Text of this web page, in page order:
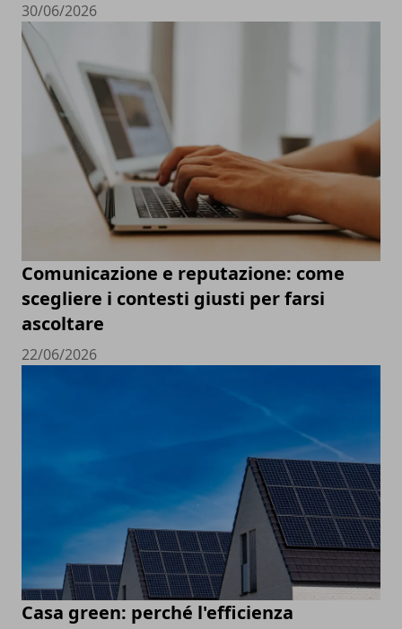
30/06/2026
Comunicazione e reputazione: come
scegliere i contesti giusti per farsi
ascoltare
22/06/2026
Casa green: perché l'efficienza